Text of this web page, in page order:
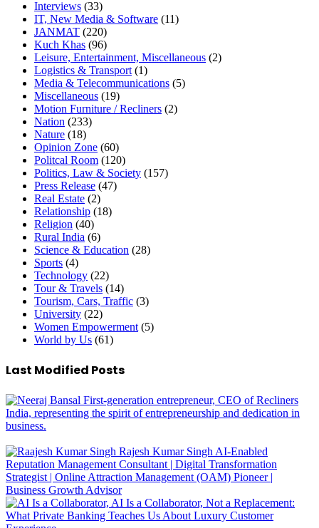
Interviews (33)
IT, New Media & Software (11)
JANMAT (220)
Kuch Khas (96)
Leisure, Entertainment, Miscellaneous (2)
Logistics & Transport (1)
Media & Telecommunications (5)
Miscellaneous (19)
Motion Furniture / Recliners (2)
Nation (233)
Nature (18)
Opinion Zone (60)
Politcal Room (120)
Politics, Law & Society (157)
Press Release (47)
Real Estate (2)
Relationship (18)
Religion (40)
Rural India (6)
Science & Education (28)
Sports (4)
Technology (22)
Tour & Travels (14)
Tourism, Cars, Traffic (3)
University (22)
Women Empowerment (5)
World by Us (61)
Last Modified Posts